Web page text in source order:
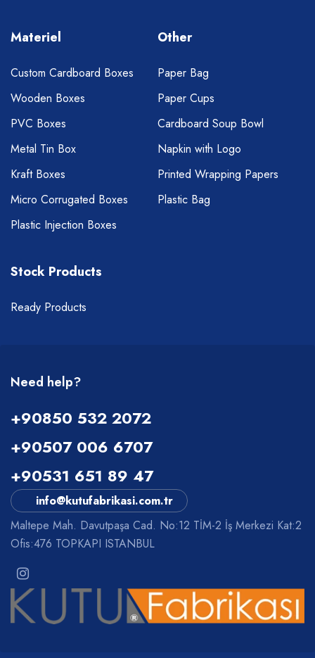
Materiel
Custom Cardboard Boxes
Wooden Boxes
PVC Boxes
Metal Tin Box
Kraft Boxes
Micro Corrugated Boxes
Plastic Injection Boxes
Other
Paper Bag
Paper Cups
Cardboard Soup Bowl
Napkin with Logo
Printed Wrapping Papers
Plastic Bag
Stock Products
Ready Products
Need help?
+90850 532 2072
+90507 006 6707
+90531 651 89 47
info@kutufabrikasi.com.tr
Maltepe Mah. Davutpaşa Cad. No:12 TİM-2 İş Merkezi Kat:2
Ofis:476 TOPKAPI ISTANBUL